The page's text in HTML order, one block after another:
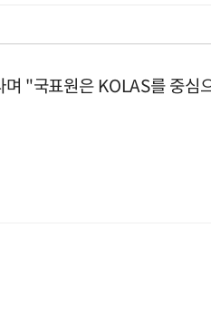
"국표원은 KOLAS를 중심